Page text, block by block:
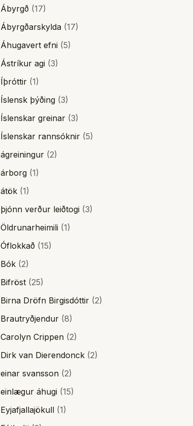
Ábyrgð (17)
Ábyrgðarskylda (17)
Áhugavert efni (5)
Ástríkur agi (3)
Íþróttir (1)
Íslensk þýðing (3)
Íslenskar greinar (3)
Íslenskar rannsóknir (5)
ágreiningur (2)
árborg (1)
átök (1)
þjónn verður leiðtogi (3)
Öldrunarheimili (1)
Óflokkað (15)
Bók (2)
Bifröst (25)
Birna Dröfn Birgisdóttir (2)
Brautryðjendur (8)
Carolyn Crippen (2)
Dirk van Dierendonck (2)
einar svansson (2)
einlægur áhugi (15)
Eyjafjallajökull (1)